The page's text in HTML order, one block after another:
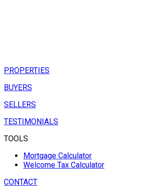
PROPERTIES
BUYERS
SELLERS
TESTIMONIALS
TOOLS
Mortgage Calculator
Welcome Tax Calculator
CONTACT